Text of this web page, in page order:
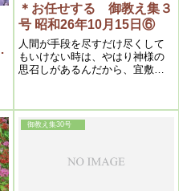
＊お任せする 御教え集３
号 昭和26年10月15日⑥
人間が手段を尽すだけ尽くして
もいけない時は、やはり神様の
思召しがあるんだから、宜敷く
御教え集30号